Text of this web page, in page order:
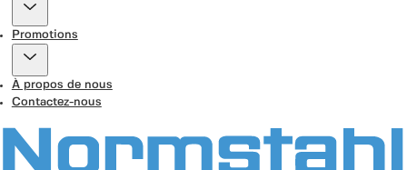
Promotions
À propos de nous
Contactez-nous